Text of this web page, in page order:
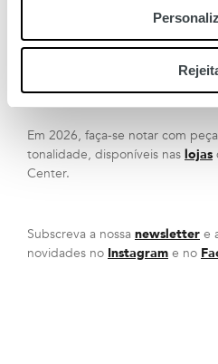
Em 2026, faça-se notar com
tonalidade, disponíveis nas lojas
Center.
Subscreva a nossa newsletter e
novidades no Instagram e no